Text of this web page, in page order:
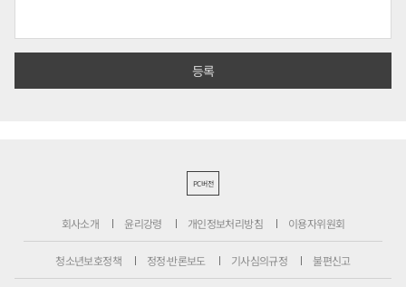
PC버전
회사소개 윤리강령 개인정보처리방침 이용자위원회
청소년보호정책 정정·반론보도 기사심의규정 불편신고